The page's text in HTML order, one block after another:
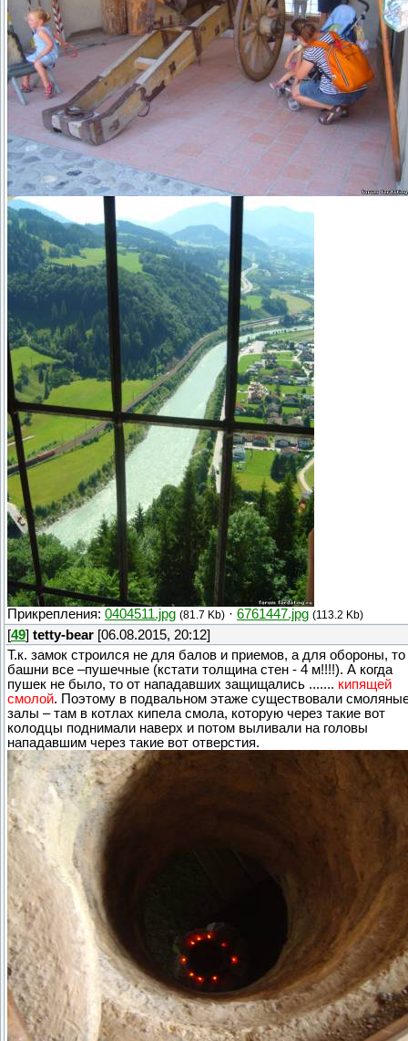
Прикрепления: 0404511.jpg (81.7 Kb) · 6761447.jpg (113.2 Kb)
[49] tetty-bear [06.08.2015, 20:12]
Т.к. замок строился не для балов и приемов, а для обороны, то
башни все –пушечные (кстати толщина стен - 4 м!!!!). А когда
пушек не было, то от нападавших защищались ....... кипящей
смолой. Поэтому в подвальном этаже существовали
залы – там в котлах кипела смола, которую через такие вот
колодцы поднимали наверх и потом выливали на головы
нападавшим через такие вот отверстия.